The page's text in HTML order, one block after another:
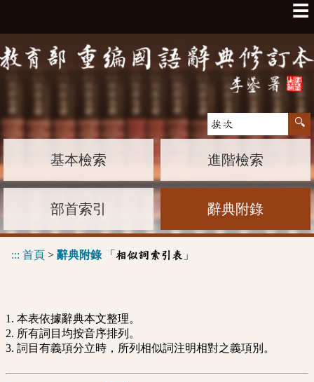
☰
基本檢索 進階檢索
部首索引 辭典附錄
::: 首頁 > 辭典附錄「 相似詞索引表 」
1. 本表依據辭典本文整理。
2. 所有詞目均按音序排列。
3. 詞目有義項分立時，所列相似詞注明相對之義項別。